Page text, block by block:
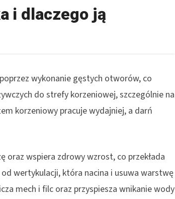
i dlaczego ją
wykonanie gęstych otworów, co
do strefy korzeniowej, szczególnie na
korzeniowy pracuje wydajniej, a darń
oraz wspiera zdrowy wzrost, co przekłada
wertykulacji, która nacina i usuwa warstwę
mech i filc oraz przyspiesza wnikanie wody